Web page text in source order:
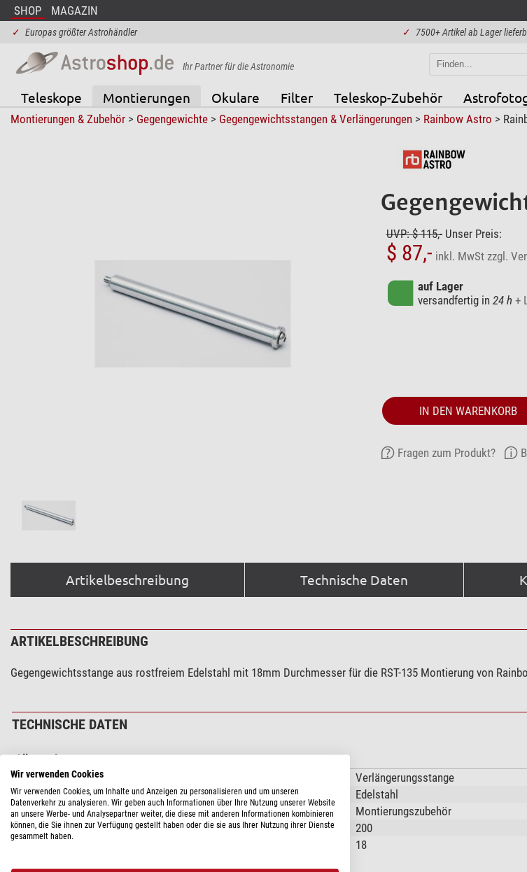
SHOP MAGAZIN
✓ Europas größter Astrohändler ✓ 7500+ Artikel ab Lager
Ihr Partner für die Astronomie
Teleskope Montierungen Okulare Filter Teleskop-Zubehör
Montierungen & Zubehör> Gegengewichte> Gegengewichtsstangen & Verlängerungen> Rainbow Astro >
UVP: $ 115,-Unser Preis:
$ 87,- inkl. MwSt zzgl.
auf Lager
versandfertig in 24 h +
IN DEN WARENKORB
Fragen zum Produkt?
Artikelbeschreibung Technische Daten
ARTIKELBESCHREIBUNG
Gegengewichtsstange aus rostfreiem Edelstahl mit 18mm Durchmesser für die RST-135 Montierung von
TECHNISCHE DATEN
Allgemein
Bauart
Verlängerungsstange
Material
Edelstahl
Typ
Montierungszubehör
Länge (mm)
200
18
Wir verwenden Cookies
Wir verwenden Cookies, um Inhalte und Anzeigen zu personalisieren und um unseren
Datenverkehr zu analysieren. Wir geben auch Informationen über Ihre Nutzung unserer Website
an unsere Werbe- und Analysepartner weiter, die diese mit anderen Informationen kombinieren
können, die Sie ihnen zur Verfügung gestellt haben oder die sie aus Ihrer Nutzung ihrer Dienste
gesammelt haben.